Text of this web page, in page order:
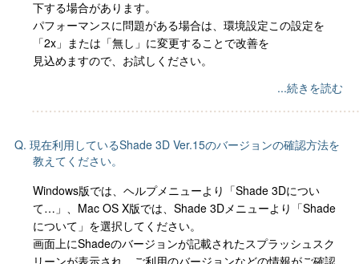
下する場合があります。
パフォーマンスに問題がある場合は、環境設定この設定を
「2x」または「無し」に変更することで改善を
見込めますので、お試しください。
...続きを読む
Q. 現在利用しているShade 3D Ver.15のバージョンの確認方法を
教えてください。
Windows版では、ヘルプメニューより「Shade 3Dについ
て…」、Mac OS X版では、Shade 3Dメニューより「Shade
について」を選択してください。
画面上にShadeのバージョンが記載されたスプラッシュスク
リーンが表示され、ご利用のバージョンなどの情報がご確認